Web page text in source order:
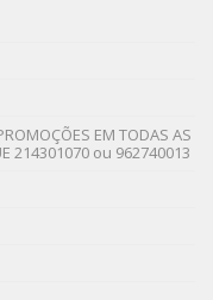
EM TODAS AS
214301070 ou 962740013